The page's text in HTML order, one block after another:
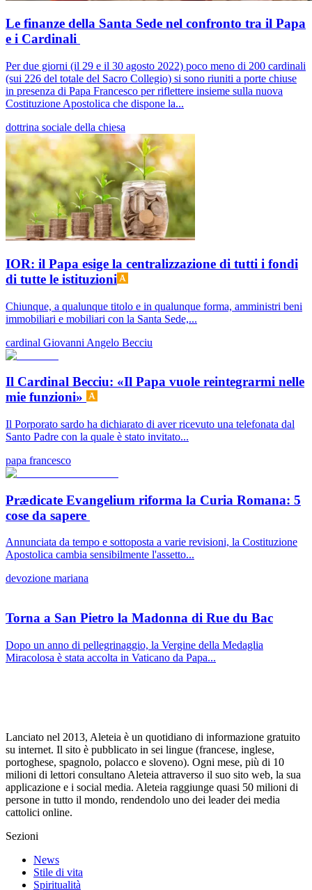
Le finanze della Santa Sede nel confronto tra il Papa
e i Cardinali
Per due giorni (il 29 e il 30 agosto 2022) poco meno di 200 cardinali
(sui 226 del totale del Sacro Collegio) si sono riuniti a porte chiuse
in presenza di Papa Francesco per riflettere insieme sulla nuova
Costituzione Apostolica che dispone la...
dottrina sociale della chiesa
IOR: il Papa esige la centralizzazione di tutti i fondi
di tutte le istituzioni
Chiunque, a qualunque titolo e in qualunque forma, amministri beni
immobiliari e mobiliari con la Santa Sede,...
cardinal Giovanni Angelo Becciu
Il Cardinal Becciu: «Il Papa vuole reintegrarmi nelle
mie funzioni»
Il Porporato sardo ha dichiarato di aver ricevuto una telefonata dal
Santo Padre con la quale è stato invitato...
papa francesco
Prædicate Evangelium riforma la Curia Romana: 5
cose da sapere
Annunciata da tempo e sottoposta a varie revisioni, la Costituzione
Apostolica cambia sensibilmente l'assetto...
devozione mariana
Torna a San Pietro la Madonna di Rue du Bac
Dopo un anno di pellegrinaggio, la Vergine della Medaglia
Miracolosa è stata accolta in Vaticano da Papa...
Lanciato nel 2013, Aleteia è un quotidiano di informazione gratuito
su internet. Il sito è pubblicato in sei lingue (francese, inglese,
portoghese, spagnolo, polacco e sloveno). Ogni mese, più di 10
milioni di lettori consultano Aleteia attraverso il suo sito web, la sua
applicazione e i social media. Aleteia raggiunge quasi 50 milioni di
persone in tutto il mondo, rendendolo uno dei leader dei media
cattolici online.
Sezioni
News
Stile di vita
Spiritualità